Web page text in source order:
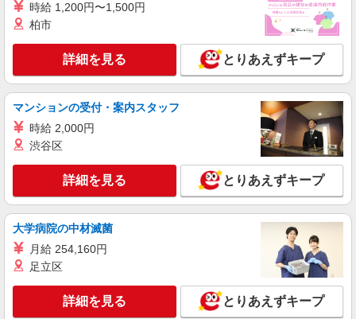
キープ 詳細を見る
パート
販売スタッフ
アルバイト・パート：時給1,150円〜＋交通費
福岡県福岡市博多区那珂6丁目23-1 ららぽー
キープ 詳細を見る
正社員
WA ORiental TRaffic
優遇します。
福岡県福岡市博多区那珂6丁目23-1 ららぽー
時給 1,200円〜1,500円
柏市
詳細を見る とりあえずキープ
マンションの受付・案内スタッフ
時給 2,000円
渋谷区
詳細を見る とりあえずキープ
大学病院の中材滅菌
月給 254,160円
足立区
詳細を見る とりあえずキープ